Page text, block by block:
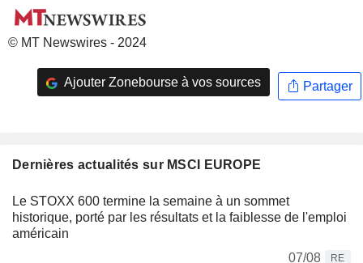
© MT Newswires - 2024
Ajouter Zonebourse à vos sources Partager
Dernières actualités sur MSCI EUROPE
Le STOXX 600 termine la semaine à un sommet
historique, porté par les résultats et la faiblesse de l'emploi
américain
07/08
RE